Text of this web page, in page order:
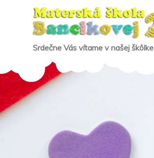
Srdečne Vás vítame v našej škôlke